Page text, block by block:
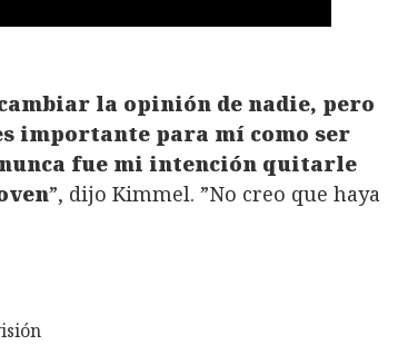
la opinión de nadie, pero
importante para mí como ser
fue mi intención quitarle
”, dijo Kimmel. ”No creo que haya